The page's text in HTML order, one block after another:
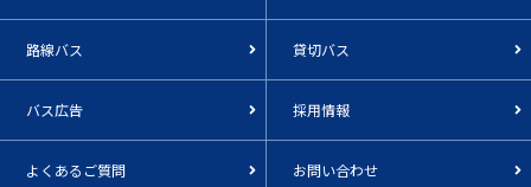
路線バス 貸切バス
バス広告 採用情報
よくあるご質問 お問い合わせ